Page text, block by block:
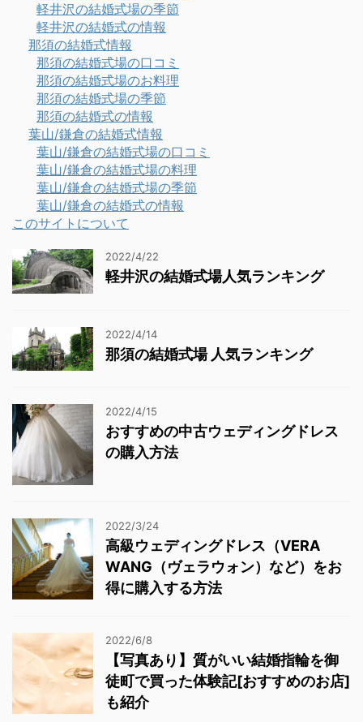
軽井沢の結婚式場の季節
軽井沢の結婚式の情報
那須の結婚式情報
那須の結婚式場の口コミ
那須の結婚式場のお料理
那須の結婚式場の季節
那須の結婚式の情報
葉山/鎌倉の結婚式情報
葉山/鎌倉の結婚式場の口コミ
葉山/鎌倉の結婚式場の料理
葉山/鎌倉の結婚式場の季節
葉山/鎌倉の結婚式の情報
このサイトについて
2022/4/22
軽井沢の結婚式場人気ランキング
2022/4/14
那須の結婚式場 人気ランキング
2022/4/15
おすすめの中古ウェディングドレス
の購入方法
2022/3/24
高級ウェディングドレス（VERA
WANG（ヴェラウォン）など）をお
得に購入する方法
2022/6/8
【写真あり】質がいい結婚指輪を御
徒町で買った体験記[おすすめのお店]
も紹介